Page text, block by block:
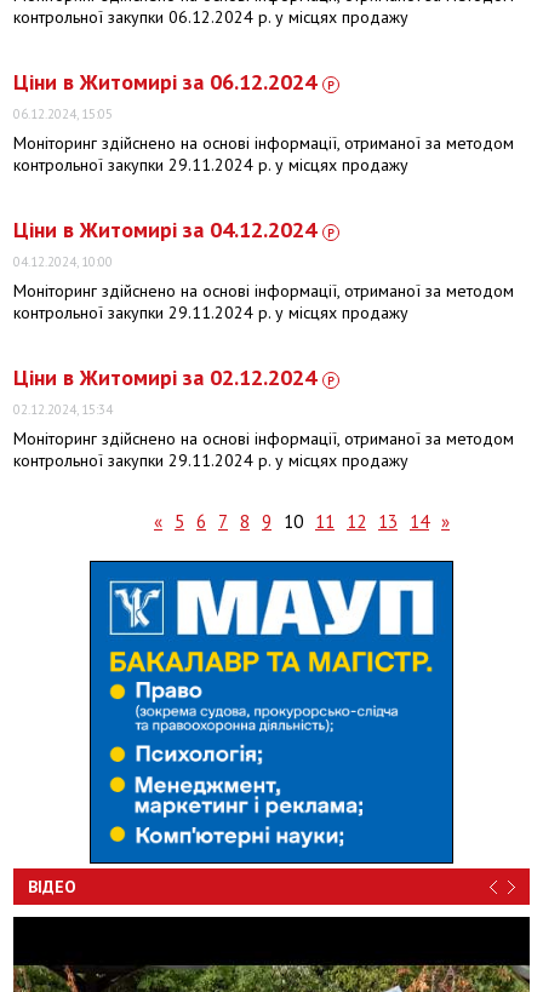
контрольної закупки 06.12.2024 р. у місцях продажу
Ціни в Житомирі за 06.12.2024
06.12.2024, 15:05
Моніторинг здійснено на основі інформації, отриманої за методом
контрольної закупки 29.11.2024 р. у місцях продажу
Ціни в Житомирі за 04.12.2024
04.12.2024, 10:00
Моніторинг здійснено на основі інформації, отриманої за методом
контрольної закупки 29.11.2024 р. у місцях продажу
Ціни в Житомирі за 02.12.2024
02.12.2024, 15:34
Моніторинг здійснено на основі інформації, отриманої за методом
контрольної закупки 29.11.2024 р. у місцях продажу
« 5 6 7 8 9 10 11 12 13 14 »
ВІДЕО